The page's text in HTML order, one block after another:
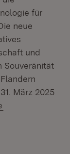
für
neue
und
Souveränität
März 2025